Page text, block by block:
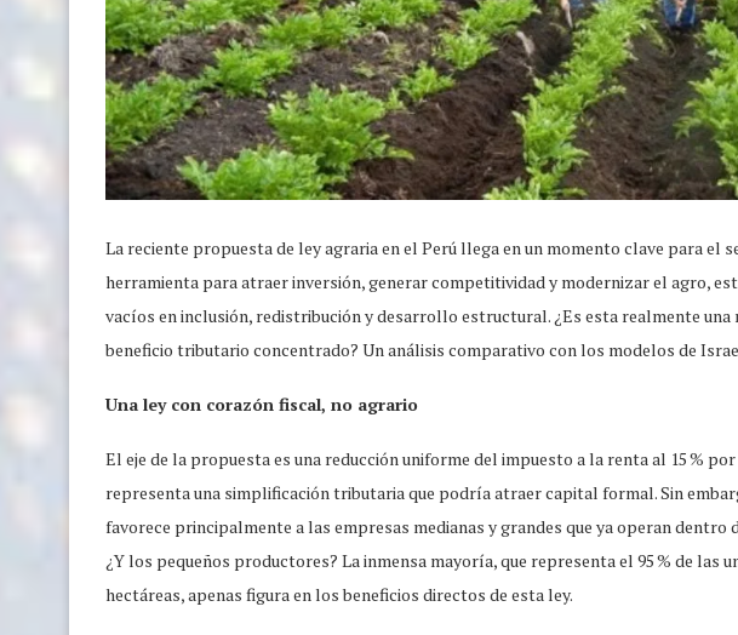
La reciente propuesta de ley agraria en el Perú llega en un momento clave para el
herramienta para atraer inversión, generar competitividad y modernizar el agro,
vacíos en inclusión, redistribución y desarrollo estructural. ¿Es esta realmente
beneficio tributario concentrado? Un análisis comparativo con los modelos de
Una ley con corazón fiscal, no agrario
El eje de la propuesta es una reducción uniforme del impuesto a la renta al 15 %
representa una simplificación tributaria que podría atraer capital formal. Sin
favorece principalmente a las empresas medianas y grandes que ya operan
¿Y los pequeños productores? La inmensa mayoría, que representa el 95 % de las
hectáreas, apenas figura en los beneficios directos de esta ley.